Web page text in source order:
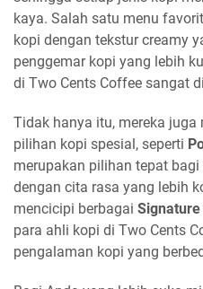
kaya. Salah satu menu
kopi dengan tekstur creamy
penggemar kopi yang lebih
di Two Cents Coffee sangat
Tidak hanya itu, mereka juga
pilihan kopi spesial, seperti
merupakan pilihan tepat
dengan cita rasa yang lebih
mencicipi berbagai
para ahli kopi di Two Cents
pengalaman kopi yang